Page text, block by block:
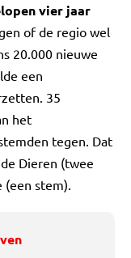
vier jaar
of de regio wel
20.000 nieuwe
een
35
het
tegen. Dat
Dieren (twee
(een stem).